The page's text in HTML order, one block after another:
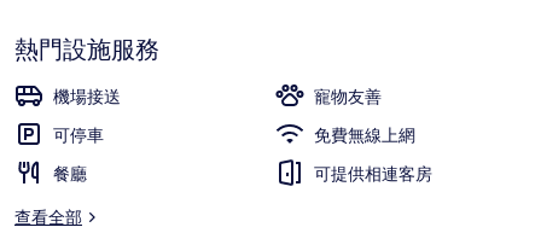
熱門設施服務
機場接送
寵物友善
可停車
免費無線上網
餐廳
可提供相連客房
查看全部